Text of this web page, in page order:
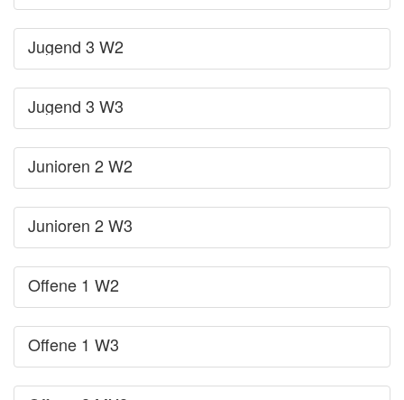
Jugend 3 W2
Jugend 3 W3
Junioren 2 W2
Junioren 2 W3
Offene 1 W2
Offene 1 W3